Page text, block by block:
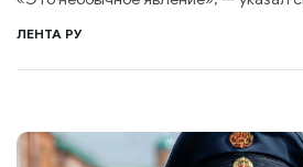
ЛЕНТА РУ